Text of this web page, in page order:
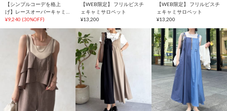
【シンプルコーデを格上
げ】レースオーバーキャミ
ソール
¥9,240 (30%OFF)
【WEB限定】 フリルビスチ
ェキャミサロペット
¥13,200
【WEB限定】 フリルビスチ
ェキャミサロペット
¥13,200